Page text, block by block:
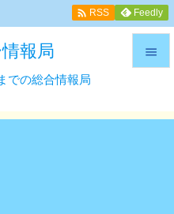
報局
での総合情報局

 RSS Feedly